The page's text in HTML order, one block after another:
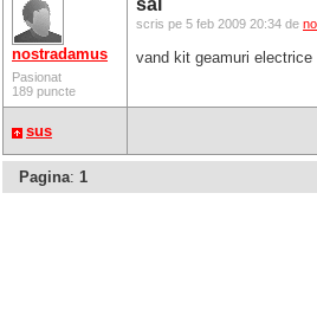
nostradamus
Pasionat
189 puncte
sal
scris pe 5 feb 2009 20:34 de
vand kit geamuri
sus
Pagina: 1